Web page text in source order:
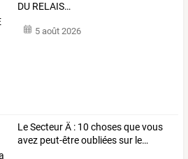
DU RELAIS…
5 août 2026
LeSecteurÄ : 10 chosesquevous
avez peut-êtreoubliéessur le…